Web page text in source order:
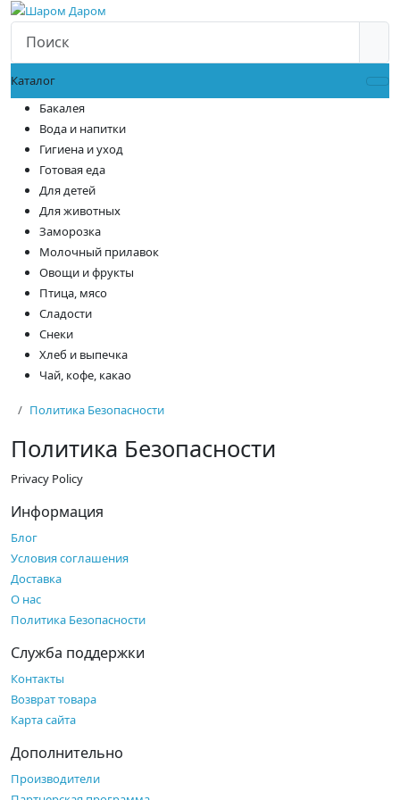
Каталог
Бакалея
Вода и напитки
Гигиена и уход
Готовая еда
Для детей
Для животных
Заморозка
Молочный прилавок
Овощи и фрукты
Птица, мясо
Сладости
Снеки
Хлеб и выпечка
Чай, кофе, какао
Политика Безопасности
Политика Безопасности
Privacy Policy
Информация
Блог
Условия соглашения
Доставка
О нас
Политика Безопасности
Служба поддержки
Контакты
Возврат товара
Карта сайта
Дополнительно
Производители